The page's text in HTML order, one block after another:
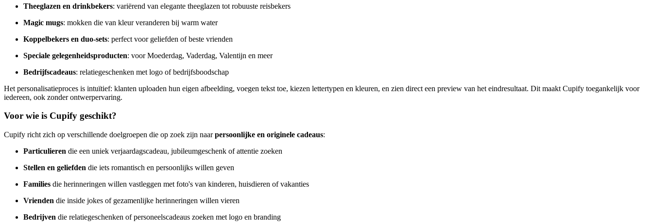
Theeglazen en drinkbekers: variërend van elegante theeglazen tot robuuste reisbekers
Magic mugs: mokken die van kleur veranderen bij warm water
Koppelbekers en duo-sets: perfect voor geliefden of beste vrienden
Speciale gelegenheidsproducten: voor Moederdag, Vaderdag, Valentijn en meer
Bedrijfscadeaus: relatiegeschenken met logo of bedrijfsboodschap
Het personalisatieproces is intuïtief: klanten uploaden hun eigen afbeelding, voegen tekst toe, kiezen lettertypen en kleuren, en zien direct een preview van het eindresultaat. Dit maakt Cupify toegankelijk voor
iedereen, ook zonder ontwerpervaring.
Voor wie is Cupify geschikt?
Cupify richt zich op verschillende doelgroepen die op zoek zijn naarpersoonlijke en originele cadeaus:
Particulieren die een uniek verjaardagscadeau, jubileumgeschenk of attentie zoeken
Stellen en geliefden die iets romantisch en persoonlijks willen geven
Families die herinneringen willen vastleggen met foto's van kinderen, huisdieren of vakanties
Vrienden die inside jokes of gezamenlijke herinneringen willen vieren
Bedrijven die relatiegeschenken of personeelscadeaus zoeken met logo en branding